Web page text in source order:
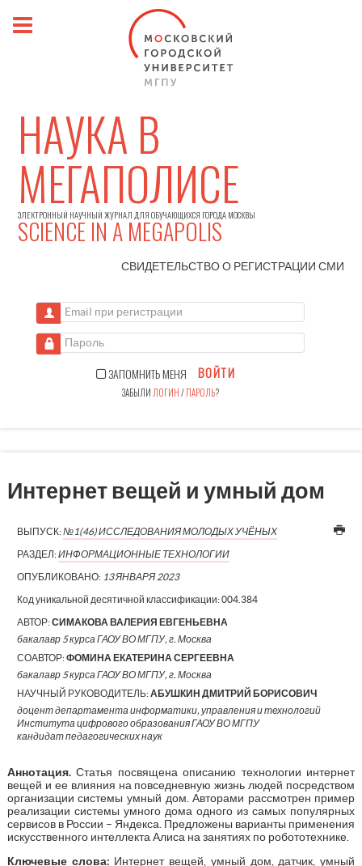
НАУКА В
МЕГАПОЛИСЕ
ЭЛЕКТРОННЫЙ НАУЧНЫЙ ЖУРНАЛ ДЛЯ ОБУЧАЮЩИХСЯ ГОРОДА МОСКВЫ
SCIENCE IN A MEGAPOLIS
СВИДЕТЕЛЬСТВО О РЕГИСТРАЦИИСМИ
Email при регистрации
Пароль
ЗАПОМНИТЬ МЕНЯ ВОЙТИ
ЗАБЫЛИ ЛОГИН/ПАРОЛЬ?
Интернет вещей и умный дом
ВЫПУСК:№1(46) ИССЛЕДОВАНИЯ МОЛОДЫХ УЧЁНЫХ
РАЗДЕЛ:ИНФОРМАЦИОННЫЕ ТЕХНОЛОГИИ
ОПУБЛИКОВАНО: 13 ЯНВАРЯ 2023
Код уникальной десятичной классификации:004.384
АВТОР:СИМАКОВА ВАЛЕРИЯ ЕВГЕНЬЕВНА
бакалавр 5 курса ГАОУ ВО МГПУ, г. Москва
СОАВТОР:ФОМИНА ЕКАТЕРИНА СЕРГЕЕВНА
бакалавр 5 курса ГАОУ ВО МГПУ, г. Москва
НАУЧНЫЙ РУКОВОДИТЕЛЬ:АБУШКИН ДМИТРИЙ БОРИСОВИЧ
доцент департамента информатики, управления и технологий
Института цифрового образования ГАОУ ВО МГПУ
кандидат педагогических наук
Аннотация.Статья посвящена описанию технологии интернет
вещей и ее влияния на повседневную жизнь людей посредством
организации системы умный дом. Авторами рассмотрен пример
реализации системы умного дома одного из самых популярных
сервисов в России – Яндекса. Предложены варианты применения
искусственного интеллекта Алиса на занятиях по робототехнике.
Ключевые слова: Интернет вещей, умный дом, датчик, умный